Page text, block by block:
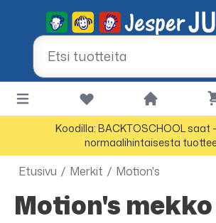
Koodilla: BACKTOSCHOOL saat
normaalihintaisesta
Etusivu / Merkit / Motion's
Motion's mekko